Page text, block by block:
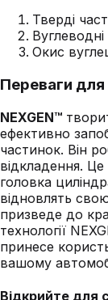
Тверді
Окис
Переваги
NEXGEN™
ефективно
частинок. Він
відкладення.
головка
відновлять
призведе до
технології
принесе
вашому
Відкрийте для